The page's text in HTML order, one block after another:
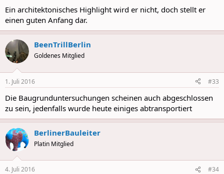
Ein architektonisches Highlight wird er nicht, doch stellt er
einen guten Anfang dar.
BeenTrillBerlin
Goldenes Mitglied
1. Juli 2016 #33
Die Baugrunduntersuchungen scheinen auch abgeschlossen
zu sein, jedenfalls wurde heute einiges abtransportiert
BerlinerBauleiter
Platin Mitglied
4. Juli 2016 #34